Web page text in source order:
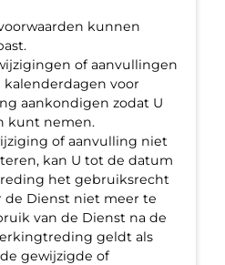
kunnen
of aanvullingen
voor
aankondigen zodat U
kunt nemen.
of aanvulling niet
kan U tot de datum
het gebruiksrecht
de Dienst niet meer te
van de Dienst na de
geldt als
gewijzigde of